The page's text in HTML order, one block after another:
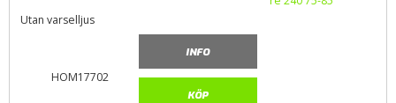
HOM17702
Utan varselljus
INFO
KÖP